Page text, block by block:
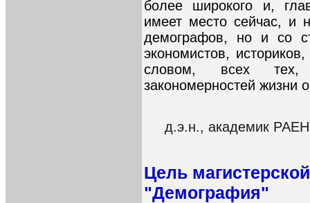
более широкого и,
имеет место сейчас, и
демографов, но и со
экономистов,
словом, всех тех,
закономерностей жизни
д.э.н., академик
Цель
"Демография"